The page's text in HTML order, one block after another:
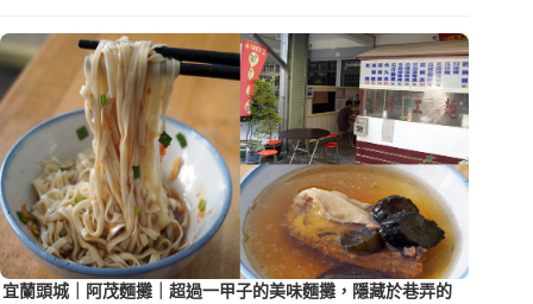
宜蘭頭城｜阿茂麵攤｜超過一甲子的美味麵攤，隱藏於巷弄的